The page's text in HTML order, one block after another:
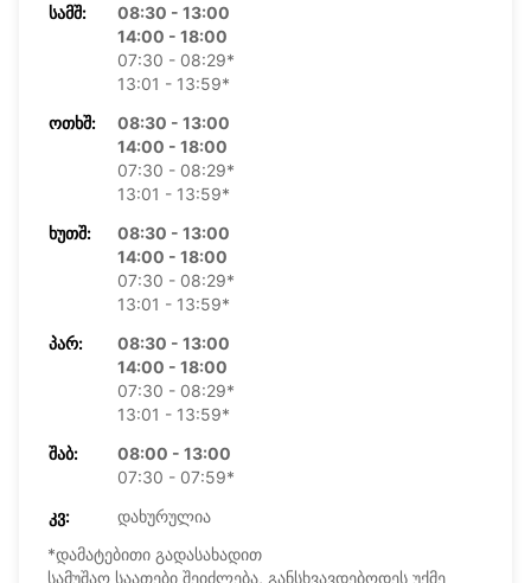
ᲡᲐᲛᲨ:
08:30 - 13:00
14:00 - 18:00
07:30 - 08:29*
13:01 - 13:59*
ᲝᲗᲮᲨ:
08:30 - 13:00
14:00 - 18:00
07:30 - 08:29*
13:01 - 13:59*
ᲮᲣᲗᲨ:
08:30 - 13:00
14:00 - 18:00
07:30 - 08:29*
13:01 - 13:59*
ᲞᲐᲠ:
08:30 - 13:00
14:00 - 18:00
07:30 - 08:29*
13:01 - 13:59*
ᲨᲐᲑ:
08:00 - 13:00
07:30 - 07:59*
ᲙᲕ:
დახურულია
*დამატებითი გადასახადით
სამუშაო საათები შეიძლება, განსხვავდებოდეს უქმე